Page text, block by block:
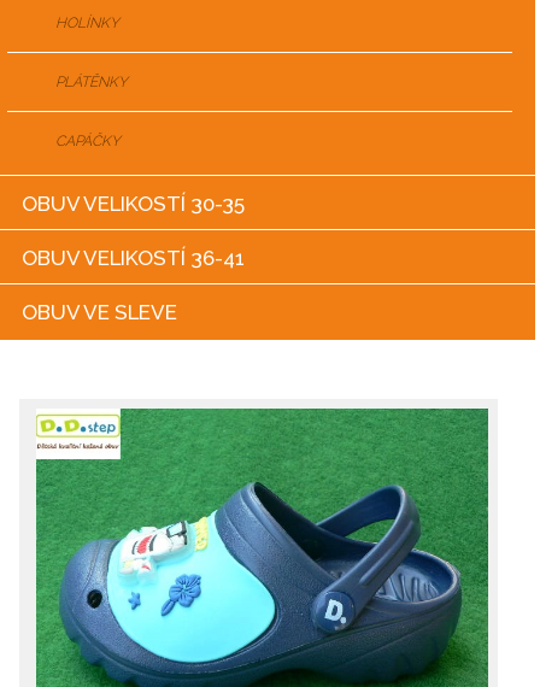
HOLÍNKY
PLÁTĚNKY
CAPÁČKY
OBUV VELIKOSTÍ 30-35
OBUV VELIKOSTÍ 36-41
OBUV VE SLEVE